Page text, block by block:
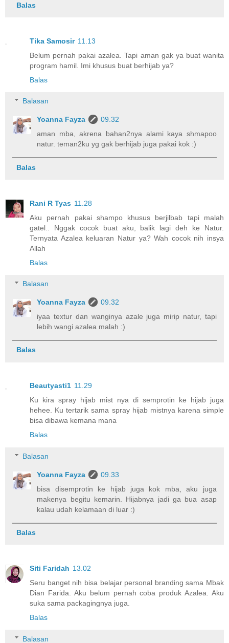
Balas
Tika Samosir 11.13
Belum pernah pakai azalea. Tapi aman gak ya buat wanita
program hamil. Imi khusus buat berhijab ya?
Balas
Balasan
Yoanna Fayza
09.32
aman mba, akrena bahan2nya alami kaya shmapoo
natur. teman2ku yg gak berhijab juga pakai kok :)
Balas
Rani R Tyas 11.28
Aku pernah pakai shampo khusus berjilbab tapi malah
gatel.. Nggak cocok buat aku, balik lagi deh ke Natur.
Ternyata Azalea keluaran Natur ya? Wah cocok nih insya
Allah
Balas
Balasan
Yoanna Fayza
09.32
iyaa textur dan wanginya azale juga mirip natur, tapi
lebih wangi azalea malah :)
Balas
Beautyasti1 11.29
Ku kira spray hijab mist nya di semprotin ke hijab juga
hehee. Ku tertarik sama spray hijab mistnya karena simple
bisa dibawa kemana mana
Balas
Balasan
Yoanna Fayza
09.33
bisa disemprotin ke hijab juga kok mba, aku juga
makenya begitu kemarin. Hijabnya jadi ga bua asap
kalau udah kelamaan di luar :)
Balas
Siti Faridah 13.02
Seru banget nih bisa belajar personal branding sama Mbak
Dian Farida. Aku belum pernah coba produk Azalea. Aku
suka sama packagingnya juga.
Balas
Balasan